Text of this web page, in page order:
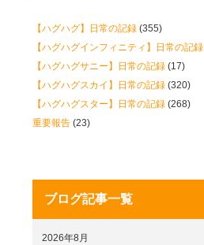
【ハグハグ】日常の記録 (355)
【ハグハグインフィニティ】日常の記録
【ハグハグサニー】日常の記録 (17)
【ハグハグスカイ】日常の記録 (320)
【ハグハグスター】日常の記録 (268)
重要報告 (23)
ブログ記事一覧
2026年8月